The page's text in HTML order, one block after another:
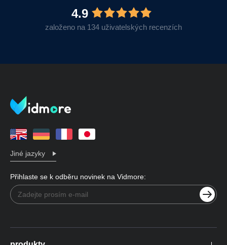
4.9
založeno na 134 uživatelských recenzích
Jiné jazyky
Přihlaste se k odběru novinek na Vidmore: